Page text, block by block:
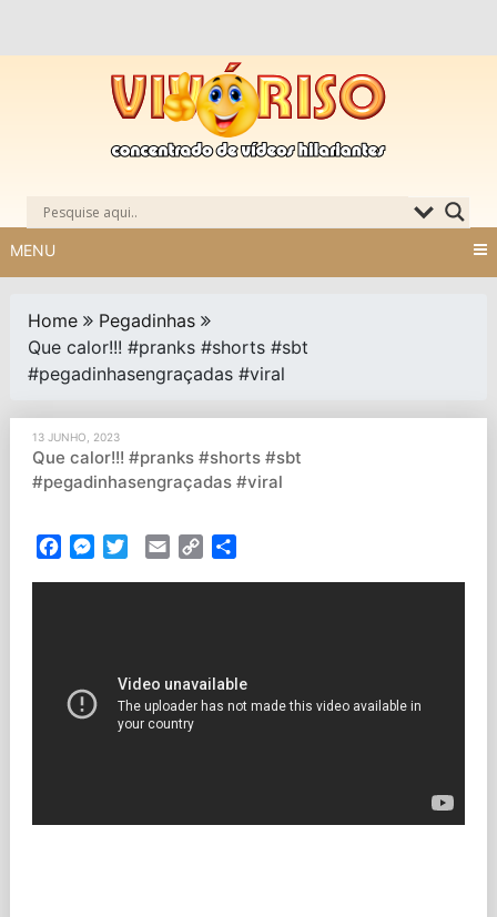
MENU
Home
Pegadinhas
Que calor!!! #pranks #shorts #sbt
#pegadinhasengraçadas #viral
13 JUNHO, 2023
Que calor!!! #pranks #shorts #sbt
#pegadinhasengraçadas #viral
FacebookMessenger
TwitterEmail Copy